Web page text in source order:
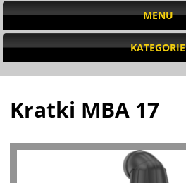
MENU
KATEGORIE
Kratki MBA 17